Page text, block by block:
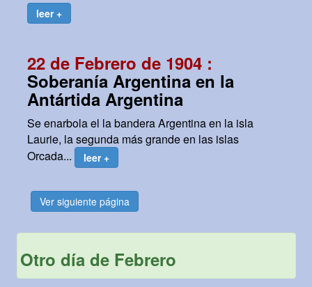
leer +
22 de Febrero de 1904 :
Soberanía Argentina en la
Antártida Argentina
Se enarbola el la bandera Argentina en la isla
Laurie, la segunda más grande en las islas
Orcada...
leer +
Ver siguiente página
Otro día de Febrero